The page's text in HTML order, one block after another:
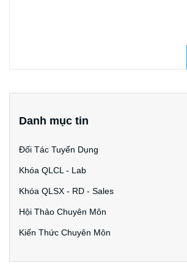
Danh mục tin
Đối Tác Tuyển Dụng
Khóa QLCL - Lab
Khóa QLSX - RD - Sales
Hội Thảo Chuyên Môn
Kiến Thức Chuyên Môn